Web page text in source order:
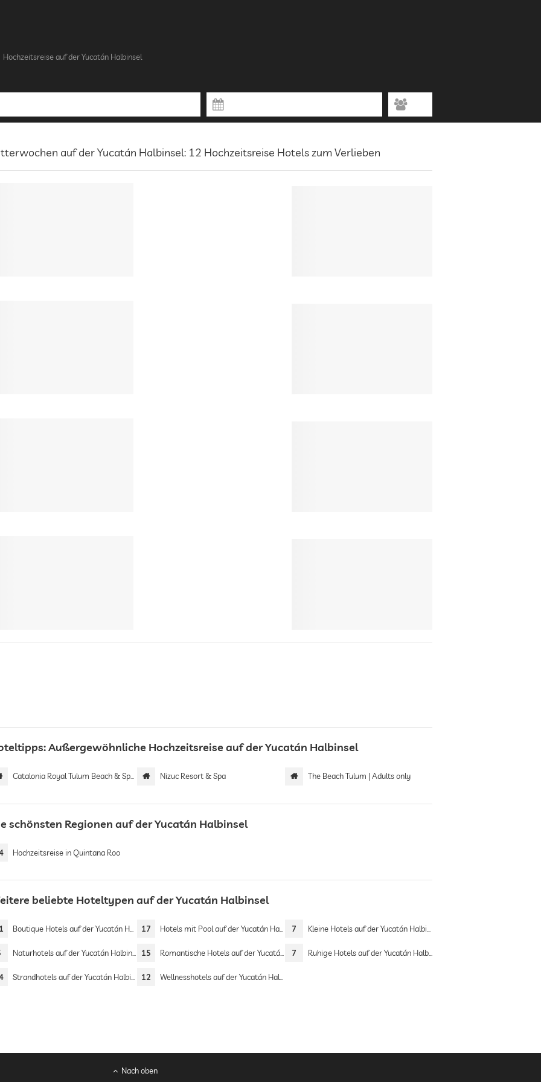
Hochzeitsreise auf der Yucatán Halbinsel
auf der Yucatán Halbinsel: 12 Hochzeitsreise Hotels zum Verlieben
Außergewöhnliche Hochzeitsreise auf der Yucatán Halbinsel
Catalonia Royal Tulum Beach & Spa Resort | Adults only Nizuc Resort & Spa The Beach Tulum | Adults only
schönsten Regionen auf der Yucatán Halbinsel
Hochzeitsreise in Quintana Roo
beliebte Hoteltypen auf der Yucatán Halbinsel
Boutique Hotels auf der Yucatán Halbinsel 17 Hotels mit Pool auf der Yucatán Halbinsel 7 Kleine Hotels auf der Yucatán Halbinsel
Naturhotels auf der Yucatán Halbinsel 15 Romantische Hotels auf der Yucatán Halbinsel 7 Ruhige Hotels auf der Yucatán Halbinsel
Strandhotels auf der Yucatán Halbinsel 12 Wellnesshotels auf der Yucatán Halbinsel
Nach oben